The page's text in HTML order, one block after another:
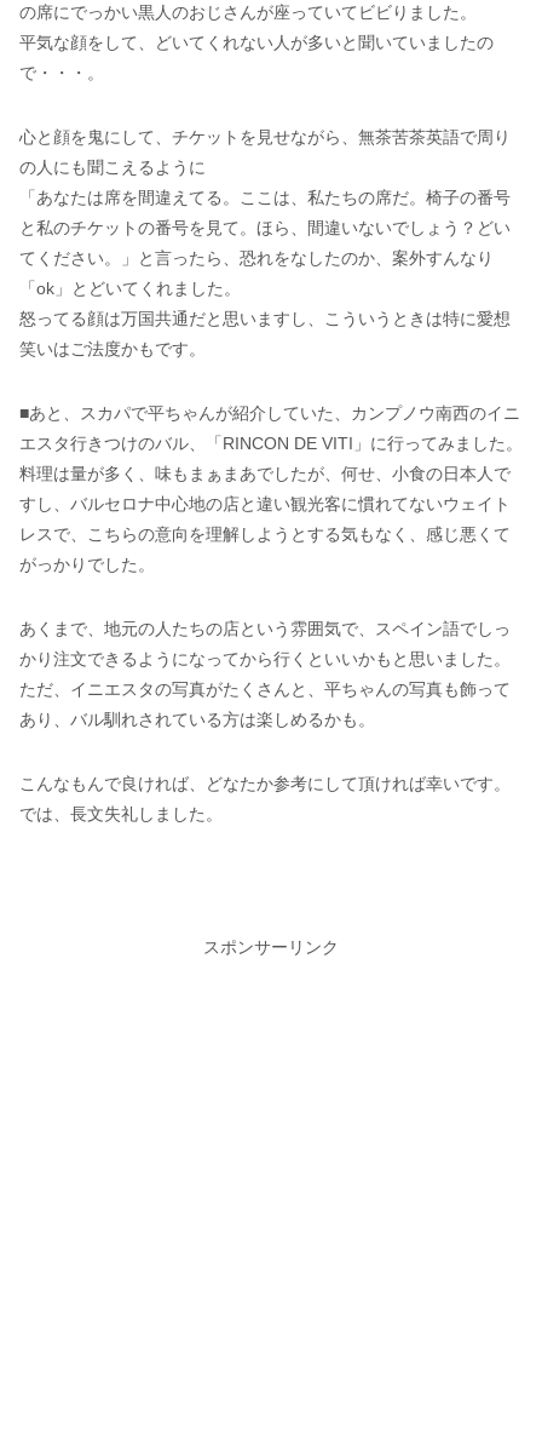
の席にでっかい黒人のおじさんが座っていてビビりました。
平気な顔をして、どいてくれない人が多いと聞いていましたの
で・・・。
心と顔を鬼にして、チケットを見せながら、無茶苦茶英語で周り
の人にも聞こえるように
「あなたは席を間違えてる。ここは、私たちの席だ。椅子の番号
と私のチケットの番号を見て。ほら、間違いないでしょう？どい
てください。」と言ったら、恐れをなしたのか、案外すんなり
「ok」とどいてくれました。
怒ってる顔は万国共通だと思いますし、こういうときは特に愛想
笑いはご法度かもです。
■あと、スカパで平ちゃんが紹介していた、カンプノウ南西のイニ
エスタ行きつけのバル、「RINCON DE VITI」に行ってみました。
料理は量が多く、味もまぁまあでしたが、何せ、小食の日本人で
すし、バルセロナ中心地の店と違い観光客に慣れてないウェイト
レスで、こちらの意向を理解しようとする気もなく、感じ悪くて
がっかりでした。
あくまで、地元の人たちの店という雰囲気で、スペイン語でしっ
かり注文できるようになってから行くといいかもと思いました。
ただ、イニエスタの写真がたくさんと、平ちゃんの写真も飾って
あり、バル馴れされている方は楽しめるかも。
こんなもんで良ければ、どなたか参考にして頂ければ幸いです。
では、長文失礼しました。
スポンサーリンク